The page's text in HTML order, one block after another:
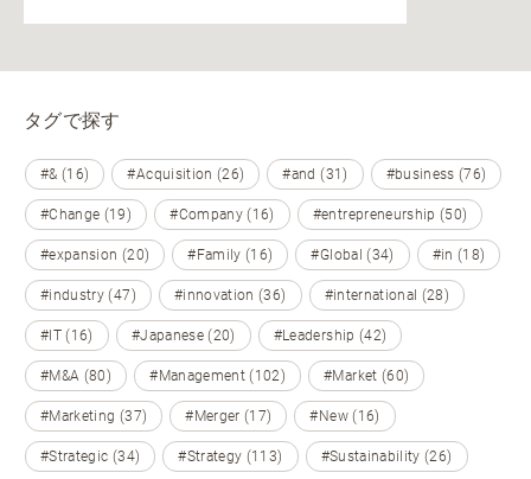
タグで探す
#& (16) #Acquisition (26) #and (31) #business (76)
#Change (19) #Company (16) #entrepreneurship (50)
#expansion (20) #Family (16) #Global (34) #in (18)
#industry (47) #innovation (36) #international (28)
#IT (16) #Japanese (20) #Leadership (42)
#M&A (80) #Management (102) #Market (60)
#Marketing (37) #Merger (17) #New (16)
#Strategic (34) #Strategy (113) #Sustainability (26)